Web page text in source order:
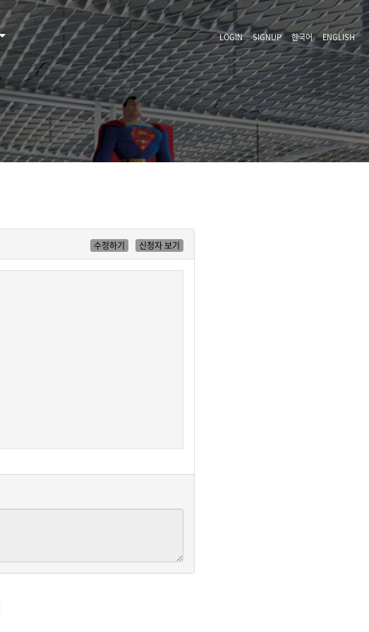
한국어 ENGLISH
LOGIN SIGNUP
수정하기 신청자 보기